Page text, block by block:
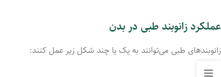
عملکرد زانوبند طبی در بدن
زانوبندهای طبی می‌توانند بهیک یا چند شکل زیر عمل کنند: